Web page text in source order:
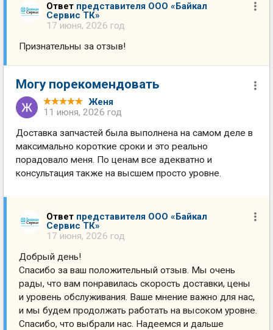
Ответ представителя ООО «Байкал
Сервис ТК»
17 июня, 2026 год
Признательны за отзыв!
Могу порекомендовать
Женя
11 июня, 2026 год
Доставка запчастей была выполнена на самом деле в
максимально короткие сроки и это реально
порадовало меня. По ценам все адекватно и
консультация также на высшем просто уровне.
Ответ представителя ООО «Байкал
Сервис ТК»
17 июня, 2026 год
Добрый день!
Спасибо за ваш положительный отзыв. Мы очень
рады, что вам понравилась скорость доставки, цены
и уровень обслуживания. Ваше мнение важно для нас,
и мы будем продолжать работать на высоком уровне.
Спасибо, что выбрали нас. Надеемся и дальше